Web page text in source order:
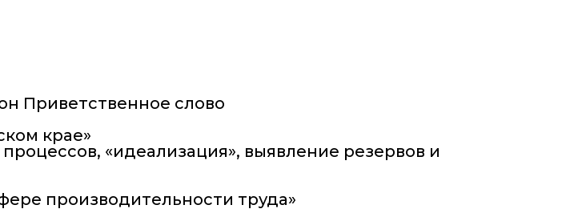
Приветственное слово
крае»
«идеализация», выявление резервов и
производительности труда»